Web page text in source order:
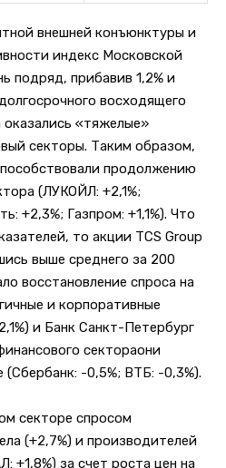
внешней конъюнктуры и
индекс Московской
подряд, прибавив 1,2% и
восходящего
«тяжелые»
секторы. Таким образом,
продолжению
(ЛУКОЙЛ: +2,1%;
+2,3%; Газпром: +1,1%). Что
то акции TCS Group
выше среднего за 200
восстановление спроса на
и корпоративные
и Банк Санкт-Петербург
сектораони
(Сбербанк: -0,5%; ВТБ: -0,3%).
секторе спросом
(+2,7%) и производителей
+1,8%) за счет роста цен на